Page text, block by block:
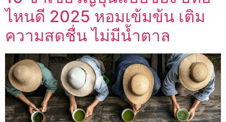
ไหนดี 2025 หอมเข้มข้น เติม
ความสดชื่น ไม่มีน้ำตาล